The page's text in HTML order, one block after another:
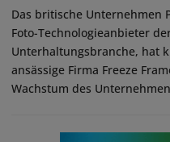
Das britische Unternehmen
Foto-Technologieanbieter
Unterhaltungsbranche, hat
ansässige Firma Freeze
Wachstum des